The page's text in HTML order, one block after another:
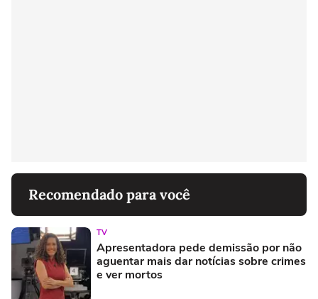
Recomendado para você
TV
Apresentadora pede demissão por não
aguentar mais dar notícias sobre crimes
e ver mortos